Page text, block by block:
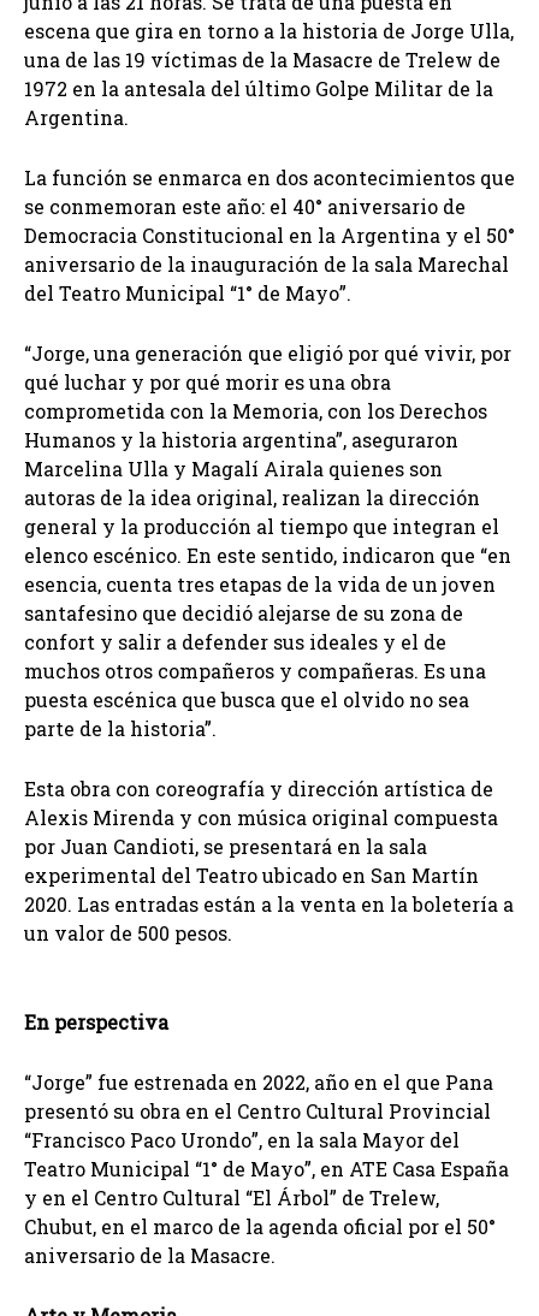
escena que gira en torno a la historia de Jorge Ulla,
una de las 19 víctimas de la Masacre de Trelew de
1972 en la antesala del último Golpe Militar de la
Argentina.
La función se enmarca en dos acontecimientos que
se conmemoran este año: el 40° aniversario de
Democracia Constitucional en la Argentina y el 50°
aniversario de la inauguración de la sala Marechal
del Teatro Municipal “1° de Mayo”.
“Jorge, una generación que eligió por qué vivir, por
qué luchar y por qué morir es una obra
comprometida con la Memoria, con los Derechos
Humanos y la historia argentina”, aseguraron
Marcelina Ulla y Magalí Airala quienes son
autoras de la idea original, realizan la dirección
general y la producción al tiempo que integran el
elenco escénico. En este sentido, indicaron que “en
esencia, cuenta tres etapas de la vida de un joven
santafesino que decidió alejarse de su zona de
confort y salir a defender sus ideales y el de
muchos otros compañeros y compañeras. Es una
puesta escénica que busca que el olvido no sea
parte de la historia”.
Esta obra con coreografía y dirección artística de
Alexis Mirenda y con música original compuesta
por Juan Candioti, se presentará en la sala
experimental del Teatro ubicado en San Martín
2020. Las entradas están a la venta en la boletería a
un valor de 500 pesos.
En perspectiva
“Jorge” fue estrenada en 2022, año en el que Pana
presentó su obra en el Centro Cultural Provincial
“Francisco Paco Urondo”, en la sala Mayor del
Teatro Municipal “1° de Mayo”, en ATE Casa España
y en el Centro Cultural “El Árbol” de Trelew,
Chubut, en el marco de la agenda oficial por el 50°
aniversario de la Masacre.